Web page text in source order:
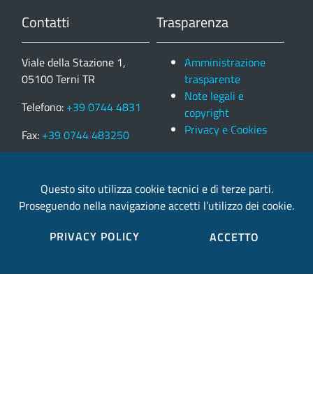
Contatti
Viale della Stazione 1,
05100 Terni TR
Telefono: +39 0744 4831
Fax: +39 0744 483250
email:
Trasparenza
Amministrazione
trasparente
Note legali e
copyright
Privacy e Cookies
Questo sito utilizza cookie tecnici e di terze parti.
Proseguendo nella navigazione accetti l’utilizzo dei cookie.
PRIVACY POLICY
ACCETTO